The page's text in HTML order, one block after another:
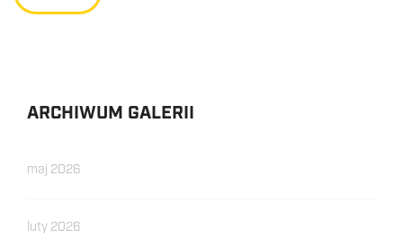
ARCHIWUM GALERII
maj 2026
luty 2026